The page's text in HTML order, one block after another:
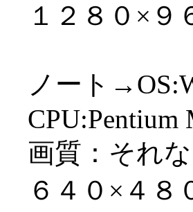
１２８０×９
ノート
CPU:Pentium
画質：それな
６４０×４８